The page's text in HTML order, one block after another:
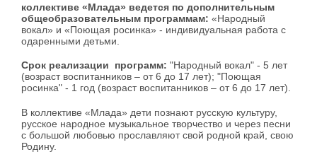
коллективе «Млада» ведется по дополнительным
общеобразовательным программам: «Народный
вокал» и «Поющая росинка» - индивидуальная работа с
одаренными детьми.
Срок реализации программ: "Народный вокал" - 5 лет
(возраст воспитанников – от 6 до 17 лет); "Поющая
росинка" - 1 год (возраст воспитанников – от 6 до 17 лет).
В коллективе «Млада» дети познают русскую культуру,
русское народное музыкальное творчество и через песни
с большой любовью прославляют свой родной край, свою
Родину.